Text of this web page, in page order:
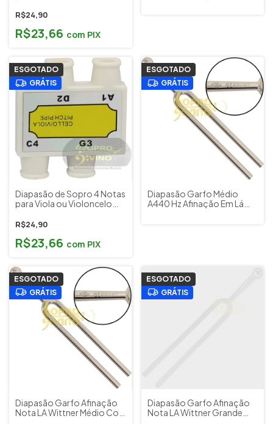
R$24,90
R$23,66 com PIX
ESGOTADO
GRÁTIS
Diapasão de Sopro 4 Notas
para Viola ou Violoncelo
R$24,90
R$23,66 com PIX
ESGOTADO
GRÁTIS
Diapasão Garfo Médio
A440 Hz Afinação Em L
ESGOTADO
GRÁTIS
Diapasão Garfo Afinação
Nota LA Wittner Médio Cod
ESGOTADO
GRÁTIS
Diapasão Garfo Afinação
Nota LA Wittner Grande